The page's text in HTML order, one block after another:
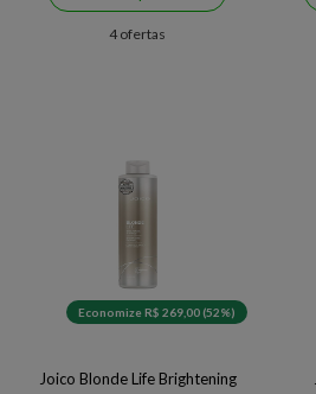
4 ofertas
Economize R$ 269,00 (52%)
Joico Blonde Life Brightening